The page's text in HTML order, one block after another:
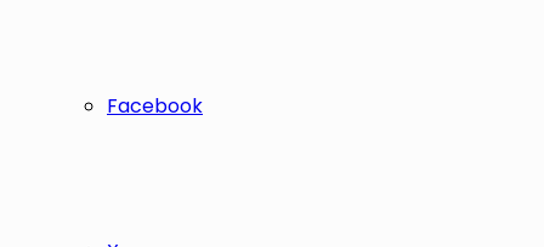
Facebook